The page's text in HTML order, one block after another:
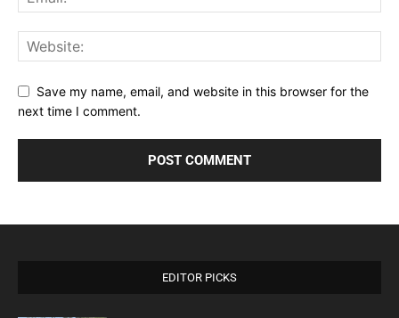
Save my name, email, and website in this browser for the
next time I comment.
EDITOR PICKS